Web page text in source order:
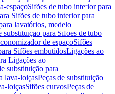
espaçoSifões de tubo interior para
Sifões de tubo interior para
lavatórios, modelo
substituição para Sifões de tubo
de espaçoSifões
Sifões embutidosLigações ao
Ligações ao
substituição para
lava-loiçasPeças de substituição
loiçasSifões curvosPeças de